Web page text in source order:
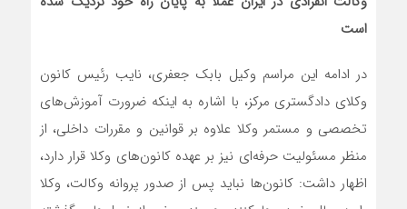
است
در ادامه این مراسم وکیل بابک جعفری، نایب رئیس کانون
وکلای دادگستری مرکز، با اشاره به اینکه ضرورت آموزش‌های
تخصصی و مستمر وکلا علاوه بر قوانین و مقررات داخلی، از
منظر مسئولیت حرفه‌ای نیز بر عهده کانون‌های وکلا قرار دارد،
اظهار داشت: کانون‌ها نباید پس از صدور پروانه وکالت، وکلا